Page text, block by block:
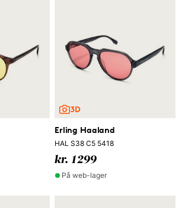
Erling Haaland
HAL S38 C5 5418
kr. 1299
På web-lager